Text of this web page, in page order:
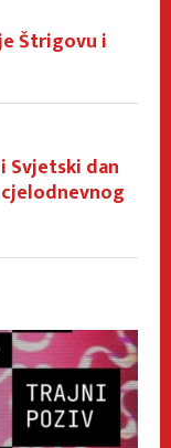
Štrigovu i
Svjetski dan